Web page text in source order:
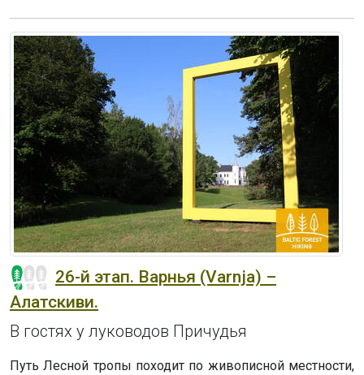
26-й этап. Варнья (Varnja) –
Алатскиви.
В гостях у луководов Причудья
Путь Лесной тропы походит по живописной местности,